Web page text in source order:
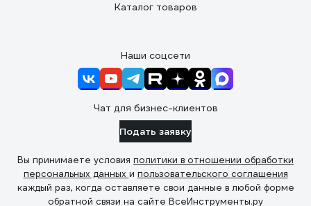
Каталог товаров
Наши соцсети
Чат для бизнес-клиентов
Подать заявку
Вы принимаете условия политики в отношении обработки
персональных данных и пользовательского соглашения
каждый раз, когда оставляете свои данные в любой форме
обратной связи на сайте ВсеИнструменты.ру